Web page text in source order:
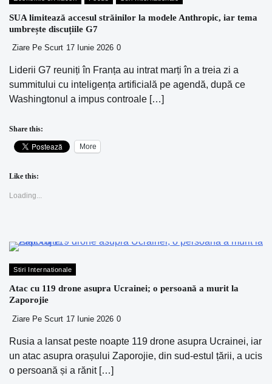
SUA limitează accesul străinilor la modele Anthropic, iar tema
umbrește discuțiile G7
Ziare Pe Scurt 17 Iunie 2026 0
Liderii G7 reuniți în Franța au intrat marți în a treia zi a
summitului cu inteligența artificială pe agendă, după ce
Washingtonul a impus controale […]
Share this:
More
Like this:
Loading...
Stiri Internationale
Atac cu 119 drone asupra Ucrainei; o persoană a murit la
Zaporojie
Ziare Pe Scurt 17 Iunie 2026 0
Rusia a lansat peste noapte 119 drone asupra Ucrainei, iar
un atac asupra orașului Zaporojie, din sud-estul țării, a ucis
o persoană și a rănit […]